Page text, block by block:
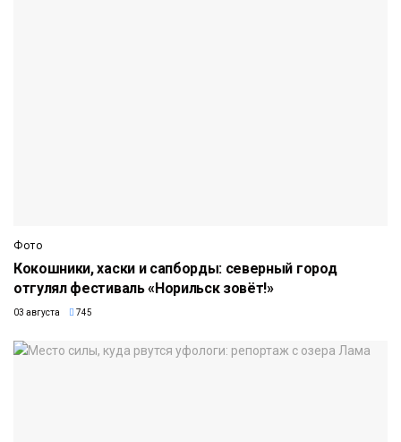
Фото
Кокошники, хаски и сапборды: северный город
отгулял фестиваль «Норильск зовёт!»
03 августа 745